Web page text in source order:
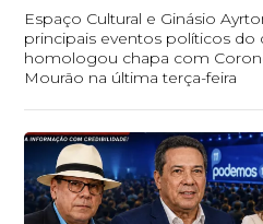
Espaço Cultural e Ginásio
principais eventos políticos do
homologou chapa com
Mourão na última terça-feira